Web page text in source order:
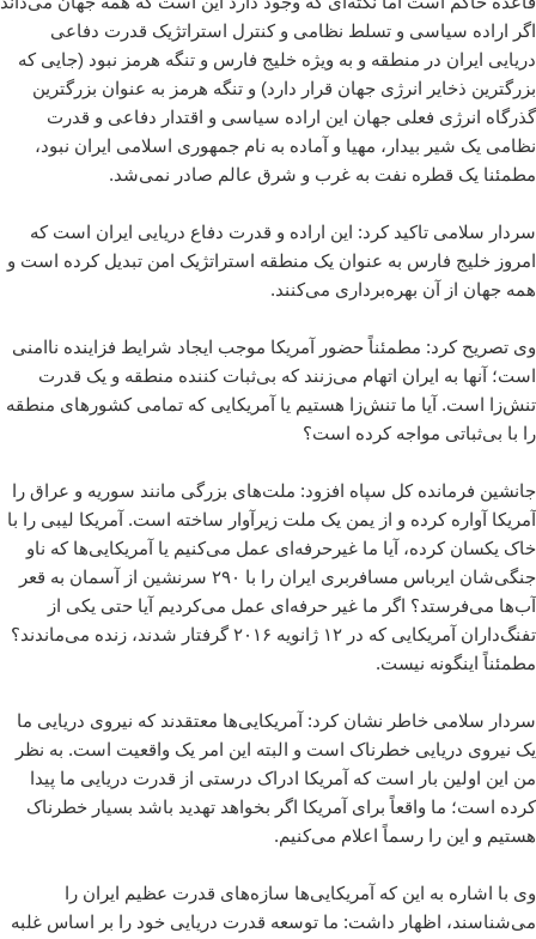
اگر اراده سیاسی و تسلط نظامی و کنترل استراتژیک قدرت دفاعی
دریایی ایران در منطقه و به ویژه خلیج فارس و تنگه هرمز نبود (جایی که
بزرگترین ذخایر انرژی جهان قرار دارد) و تنگه هرمز به عنوان بزرگترین
گذرگاه انرژی فعلی جهان این اراده سیاسی و اقتدار دفاعی و قدرت
نظامی یک شیر بیدار، مهیا و آماده به نام جمهوری اسلامی ایران نبود،
مطمئنا یک قطره نفت به غرب و شرق عالم صادر نمی‌شد.
سردار سلامی تاکید کرد: این اراده و قدرت دفاع دریایی ایران است که
امروز خلیج فارس به عنوان یک منطقه استراتژیک امن تبدیل کرده است و
همه جهان از آن بهره‌برداری می‌کنند.
وی تصریح کرد: مطمئناً حضور آمریکا موجب ایجاد شرایط فزاینده ناامنی
است؛ آنها به ایران اتهام می‌زنند که بی‌ثبات کننده منطقه و یک قدرت
تنش‌زا است. آیا ما تنش‌زا هستیم یا آمریکایی که تمامی کشورهای منطقه
را با بی‌ثباتی مواجه کرده است؟
جانشین فرمانده کل سپاه افزود: ملت‌های بزرگی مانند سوریه و عراق را
آمریکا آواره کرده و از یمن یک ملت زیرآوار ساخته است. آمریکا لیبی را با
خاک یکسان کرده، آیا ما غیرحرفه‌ای عمل می‌کنیم یا آمریکایی‌ها که ناو
جنگی‌شان ایرباس مسافربری ایران را با ۲۹۰ سرنشین از آسمان به قعر
آب‌ها می‌فرستد؟ اگر ما غیر حرفه‌ای عمل می‌کردیم آیا حتی یکی از
تفنگ‌داران آمریکایی که در ۱۲ ژانویه ۲۰۱۶ گرفتار شدند، زنده می‌ماندند؟
مطمئناً اینگونه نیست.
سردار سلامی خاطر نشان کرد: آمریکایی‌ها معتقدند که نیروی دریایی ما
یک نیروی دریایی خطرناک است و البته این امر یک واقعیت است. به نظر
من این اولین بار است که آمریکا ادراک درستی از قدرت دریایی ما پیدا
کرده است؛ ما واقعاً برای آمریکا اگر بخواهد تهدید باشد بسیار خطرناک
هستیم و این را رسماً اعلام می‌کنیم.
وی با اشاره به این که آمریکایی‌ها سازه‌های قدرت عظیم ایران را
می‌شناسند، اظهار داشت: ما توسعه قدرت دریایی خود را بر اساس غلبه